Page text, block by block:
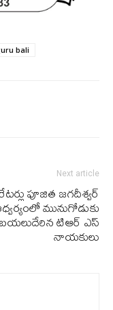
bali
Next article
పూజిత జగదీశ్వర్
మునుగోడుకు
బయలుదేరిన టిఆర్ ఎస్
నాయకులు